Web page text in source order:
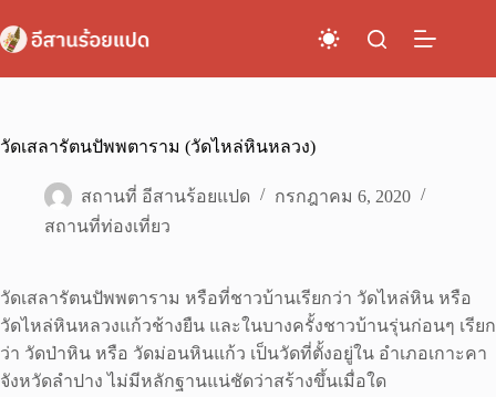
to
content
วัดเสลารัตนปัพพตาราม (วัดไหล่หินหลวง)
สถานที่ อีสานร้อยแปด
กรกฎาคม 6, 2020
สถานที่ท่องเที่ยว
วัดเสลารัตนปัพพตาราม หรือที่ชาวบ้านเรียกว่า วัดไหล่หิน หรือ
วัดไหล่หินหลวงแก้วช้างยืน และในบางครั้งชาวบ้านรุ่นก่อนๆ เรียก
ว่า วัดป่าหิน หรือ วัดม่อนหินแก้ว เป็นวัดที่ตั้งอยู่ใน อำเภอเกาะคา
จังหวัดลำปาง ไม่มีหลักฐานแน่ชัดว่าสร้างขึ้นเมื่อใด